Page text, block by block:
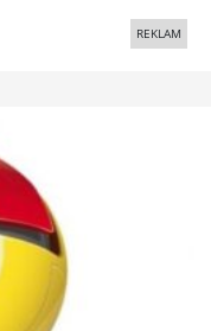
REKLAM